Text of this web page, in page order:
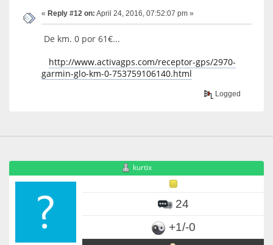
« Reply #12 on: April 24, 2016, 07:52:07 pm »
De km. 0 por 61€...
http://www.activagps.com/receptor-gps/2970-
garmin-glo-km-0-753759106140.html
Logged
kurtix
24
+1/-0